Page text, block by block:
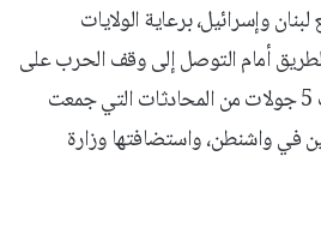
وإسرائيل، برعاية الولايات
أمام التوصل إلى وقف الحرب على
الجبهة اللبنانية، وذلك عقب 5 جولات من المحادثات التي جمعت
في واشنطن، واستضافتها وزارة